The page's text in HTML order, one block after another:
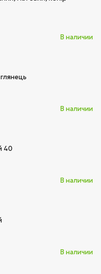
В наличии
В наличии
40
В наличии
В наличии